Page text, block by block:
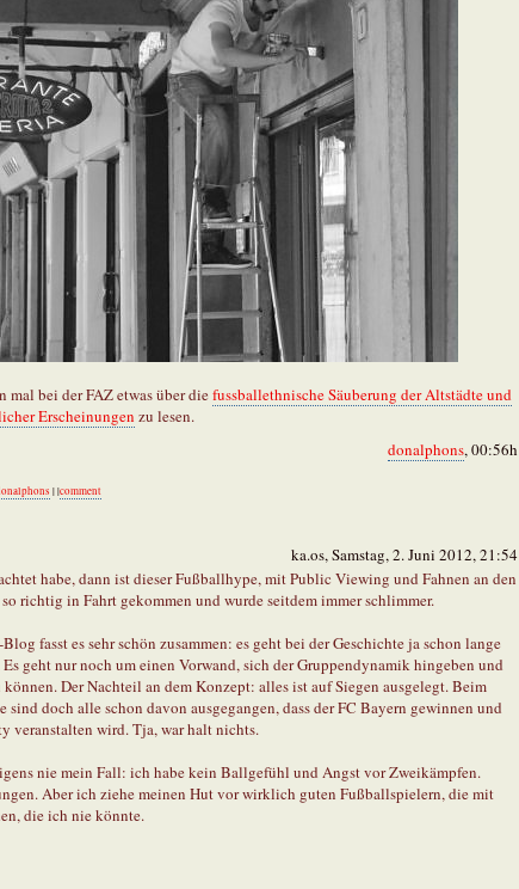
mal bei der FAZ etwas über diefussballethnische Säuberung der Altstädte und
Erscheinungen zu lesen.
donalphons, 00:56h
| |comment
ka.os, Samstag, 2. Juni 2012, 21:54
habe, dann ist dieser Fußballhype, mit Public Viewing und Fahnen an den
richtig in Fahrt gekommen und wurde seitdem immer schlimmer.
fasst es sehr schön zusammen: es geht bei der Geschichte ja schon lange
geht nur noch um einen Vorwand, sich der Gruppendynamik hingeben und
Der Nachteil an dem Konzept: alles ist auf Siegen ausgelegt. Beim
sind doch alle schon davon ausgegangen, dass der FC Bayern gewinnen und
veranstalten wird. Tja, war halt nichts.
nie mein Fall: ich habe kein Ballgefühl und Angst vor Zweikämpfen.
Aber ich ziehe meinen Hut vor wirklich guten Fußballspielern, die mit
die ich nie könnte.